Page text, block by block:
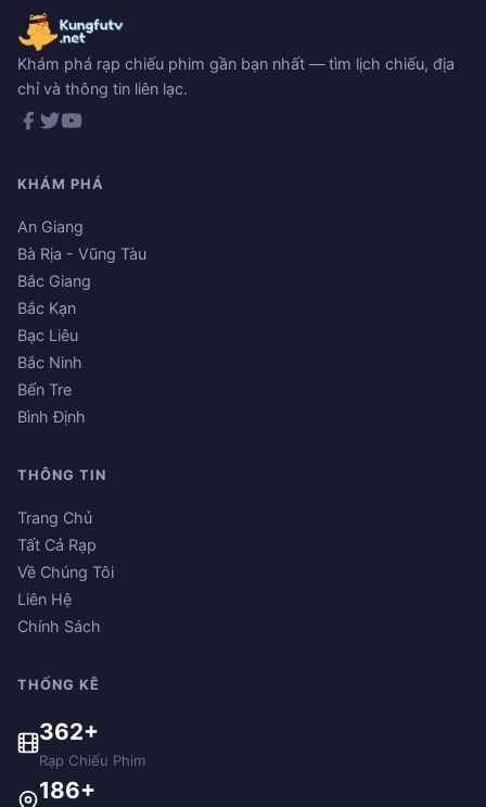
Khám phá rạp chiếu phim gần bạn nhất — tìm lịch chiếu, địa
chỉ và thông tin liên lạc.
KHÁM PHÁ
An Giang
Bà Rịa - Vũng Tàu
Bắc Giang
Bắc Kạn
Bạc Liêu
Bắc Ninh
Bến Tre
Bình Định
THÔNG TIN
Trang Chủ
Tất Cả Rạp
Về Chúng Tôi
Liên Hệ
Chính Sách
THỐNG KÊ
362+
Rạp Chiếu Phim
186+